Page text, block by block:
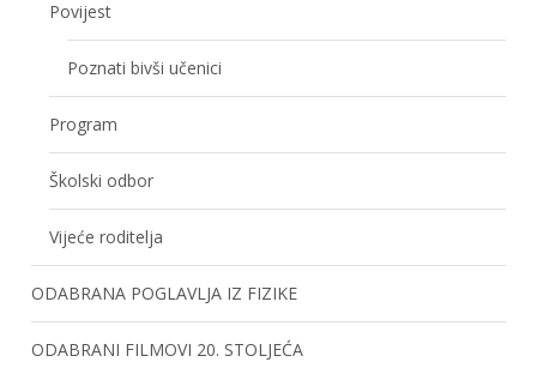
Povijest
Poznati bivši učenici
Program
Školski odbor
Vijeće roditelja
ODABRANA POGLAVLJA IZ FIZIKE
ODABRANI FILMOVI 20. STOLJEĆA